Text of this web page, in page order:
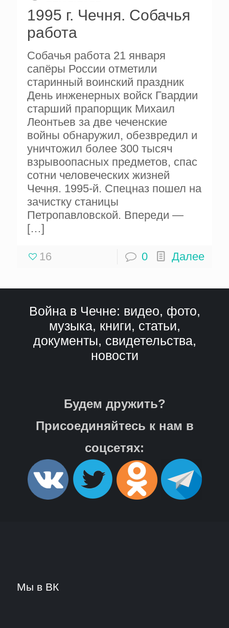
1995 г. Чечня. Собачья
работа
Собачья работа 21 января
сапёры России отметили
старинный воинский праздник
День инженерных войск Гвардии
старший прапорщик Михаил
Леонтьев за две чеченские
войны обнаружил, обезвредил и
уничтожил более 300 тысяч
взрывоопасных предметов, спас
сотни человеческих жизней
Чечня. 1995-й. Спецназ пошел на
зачистку станицы
Петропавловской. Впереди —
[…]
16 0 Далее
Война в Чечне: видео, фото,
музыка, книги, статьи,
документы, свидетельства,
новости
Будем дружить?
Присоединяйтесь к нам в
соцсетях:
Мы в ВК